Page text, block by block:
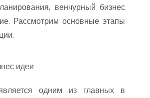
венчурный бизнес
Рассмотрим основные этапы
идеи
одним из главных в